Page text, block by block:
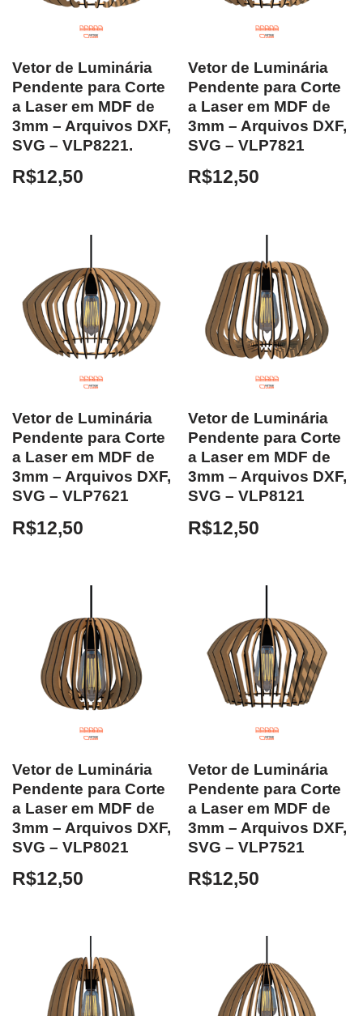
Vetor de Luminária
Pendente para Corte
a Laser em MDF de
3mm – Arquivos DXF,
SVG – VLP8221.
R$12,50
Vetor de Luminária
Pendente para Corte
a Laser em MDF de
3mm – Arquivos DXF,
SVG – VLP7821
R$12,50
Vetor de Luminária
Pendente para Corte
a Laser em MDF de
3mm – Arquivos DXF,
SVG – VLP7621
R$12,50
Vetor de Luminária
Pendente para Corte
a Laser em MDF de
3mm – Arquivos DXF,
SVG – VLP8121
R$12,50
Vetor de Luminária
Pendente para Corte
a Laser em MDF de
3mm – Arquivos DXF,
SVG – VLP8021
R$12,50
Vetor de Luminária
Pendente para Corte
a Laser em MDF de
3mm – Arquivos DXF,
SVG – VLP7521
R$12,50